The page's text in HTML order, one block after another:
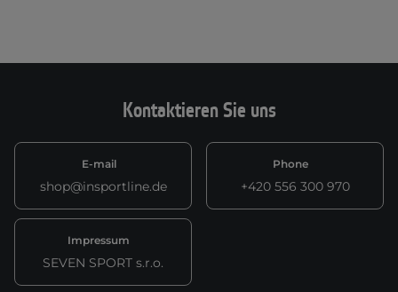
Kontaktieren Sie uns
E-mail
shop@insportline.de
Phone
+420 556 300 970
Impressum
SEVEN SPORT s.r.o.